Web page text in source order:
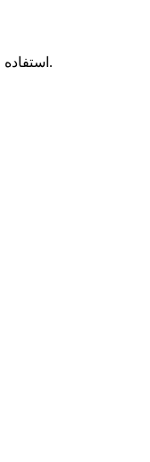
استفاده از مطالب سایت با ذکر منبع بلامانع میباشد.